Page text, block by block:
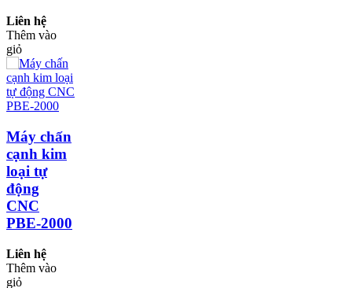
Liên hệ
Thêm vào
giỏ
Máy chấn
cạnh kim
loại tự
động
CNC
PBE-2000
Liên hệ
Thêm vào
giỏ